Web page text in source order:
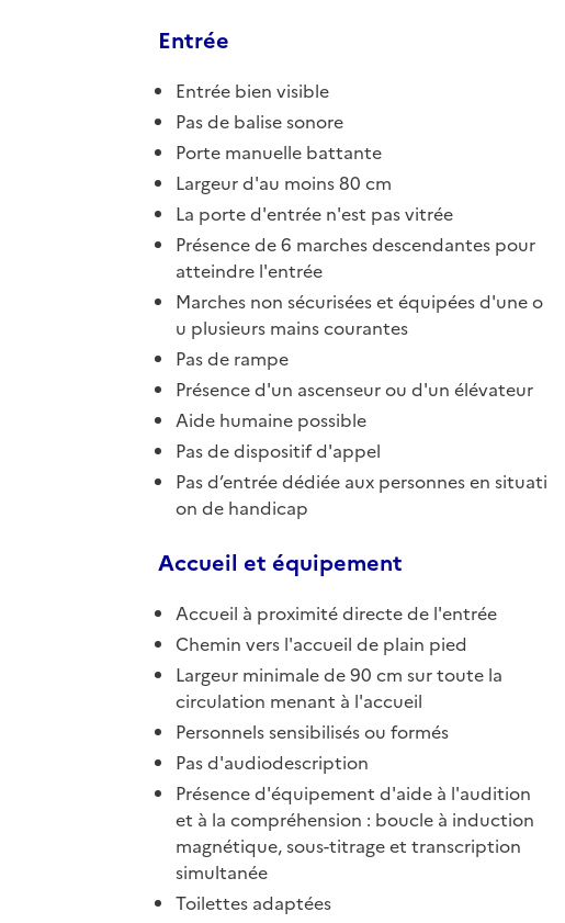
Entrée
Entrée bien visible
Pas de balise sonore
Porte manuelle battante
Largeur d'au moins 80 cm
La porte d'entrée n'est pas vitrée
Présence de 6 marches descendantes pour
atteindre l'entrée
Marches non sécurisées et équipées d'une o
u plusieurs mains courantes
Pas de rampe
Présence d'un ascenseur ou d'un élévateur
Aide humaine possible
Pas de dispositif d'appel
Pas d’entrée dédiée aux personnes en situati
on de handicap
Accueil et équipement
Accueil à proximité directe de l'entrée
Chemin vers l'accueil de plain pied
Largeur minimale de 90 cm sur toute la
circulation menant à l'accueil
Personnels sensibilisés ou formés
Pas d'audiodescription
Présence d'équipement d'aide à l'audition
et à la compréhension : boucle à induction
magnétique, sous-titrage et transcription
simultanée
Toilettes adaptées